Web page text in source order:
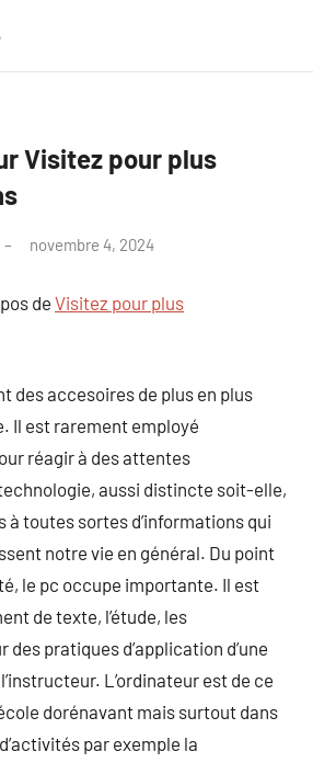
Visitez pour plus
novembre 4, 2024
de Visitez pour plus
des accesoires de plus en plus
Il est rarement employé
réagir à des attentes
aussi distincte soit-elle,
à toutes sortes d’informations qui
notre vie en général. Du point
le pc occupe importante. Il est
de texte, l’étude, les
pratiques d’application d’une
L’ordinateur est de ce
dorénavant mais surtout dans
par exemple la